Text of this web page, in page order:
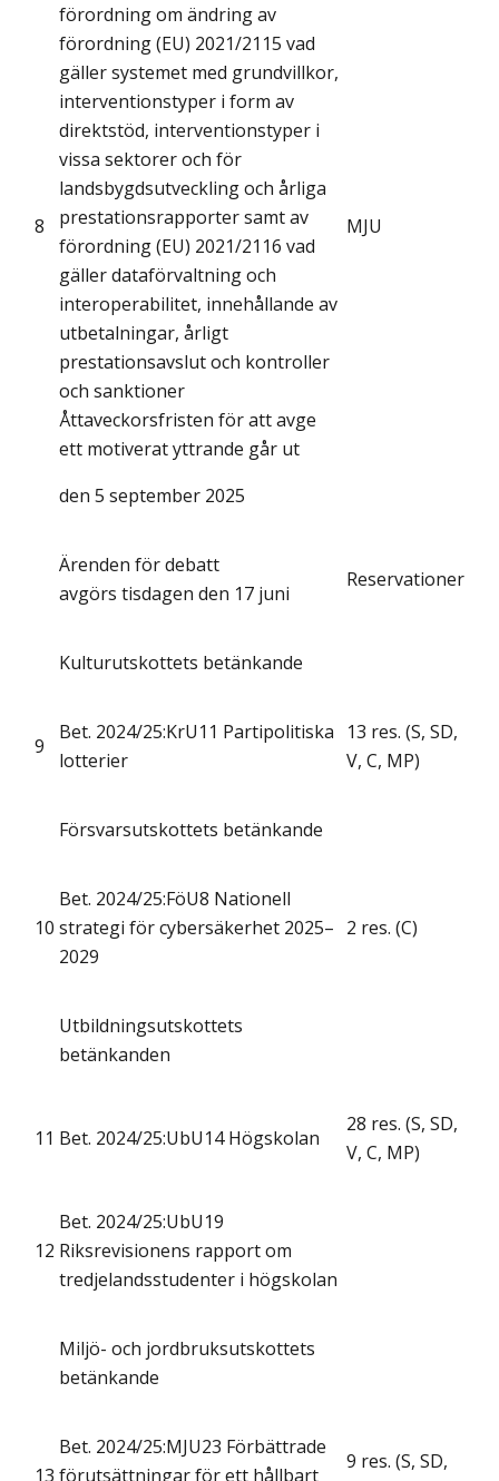
8
förordning om ändring av
förordning (EU) 2021/2115 vad
gäller systemet med grundvillkor,
interventionstyper i form av
direktstöd, interventionstyper i
vissa sektorer och för
landsbygdsutveckling och årliga
prestationsrapporter samt av
förordning (EU) 2021/2116 vad
gäller dataförvaltning och
interoperabilitet, innehållande av
utbetalningar, årligt
prestationsavslut och kontroller
och sanktioner
Åttaveckorsfristen för att avge
ett motiverat yttrande går ut
den 5 september 2025
MJU
Ärenden för debatt
avgörs tisdagen den 17 juni
Reservationer
Kulturutskottets betänkande
9
Bet. 2024/25:KrU11 Partipolitiska
lotterier
13 res. (S, SD,
V, C, MP)
Försvarsutskottets betänkande
10
Bet. 2024/25:FöU8 Nationell
strategi för cybersäkerhet 2025–
2029
2 res. (C)
Utbildningsutskottets
betänkanden
11 Bet. 2024/25:UbU14 Högskolan
28 res. (S, SD,
V, C, MP)
12
Bet. 2024/25:UbU19
Riksrevisionens rapport om
tredjelandsstudenter i högskolan
Miljö- och jordbruksutskottets
betänkande
13
Bet. 2024/25:MJU23 Förbättrade
förutsättningar för ett hållbart
9 res. (S, SD,